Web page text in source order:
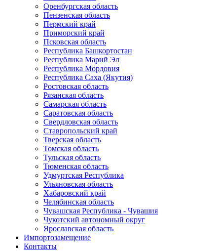
Оренбургская область
Пензенская область
Пермский край
Приморский край
Псковская область
Республика Башкортостан
Республика Марий Эл
Республика Мордовия
Республика Саха (Якутия)
Ростовская область
Рязанская область
Самарская область
Саратовская область
Свердловская область
Ставропольский край
Тверская область
Томская область
Тульская область
Тюменская область
Удмуртская Республика
Ульяновская область
Хабаровский край
Челябинская область
Чувашская Республика - Чувашия
Чукотский автономный округ
Ярославская область
Импортозамещение
Контакты